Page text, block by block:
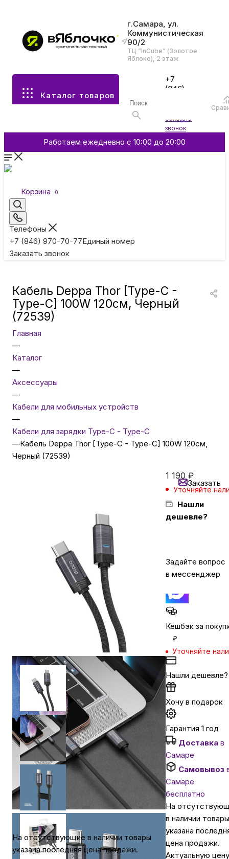
г.Самара, ул.
Коммунистическая
90/2
ТЦ “InCube” (Золотое
Яблоко), 2 этаж
Каталог товаров
+7
(846)
Заказать
звонок
Работаем ежедневно с 10:00 до 20:00
Корзина 0
Телефоны
+7 (846) 970-70-77Единый номер
Заказать звонок
Все разделы каталога
Аксессуары
Смартфоны и гаджеты
Умные кольца
Бытовая техника
Красота и здоровье
Сумки и чемоданы
Для дома и дачи
Для домашних питомцев
Умный дом и безопасность
Автомобильные аксессуары
Сервисный центр Apple в Самаре
Подарочные сертификаты
Кабель Deppa Thor [Type-C -
Type-C] 100W 120см, Черный
(72539)
Главная
—
Каталог
—
Аксессуары
—
Кабели для мобильных устройств
—
Кабели для зарядки Type-C - Type-C
—Кабель Deppa Thor [Type-C - Type-C] 100W 120см,
Черный (72539)
На отсутствующие в наличии товары
указана последняя цена продажи.
1 190 ₽
Уточняйте
Нашли
дешевле?
Заказать
Задайте вопрос
в мессенджер
Кешбэк за
₽
Уточняйте
Нашли дешевле?
Хочу в подарок
Гарантия 1 год
Доставка в
Самаре
Самовывоз
Самаре
бесплатно
На
в наличии товары
указана
цена продажи.
Актуальную цену